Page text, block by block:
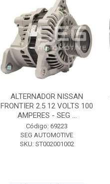
ALTERNADOR NISSAN
FRONTIER 2.5 12 VOLTS 100
AMPERES - SEG ...
Código: 69223
SEG AUTOMOTIVE
SKU: ST002001002